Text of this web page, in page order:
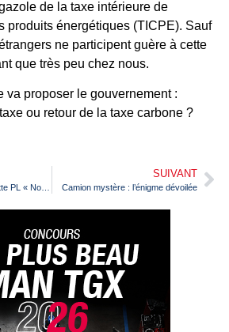
de la taxe intérieure de
produits énergétiques (TICPE). Sauf
ne participent guère à cette
que très peu chez nous.
va proposer le gouvernement :
ou retour de la taxe carbone ?
SUIVANT
Camion mystère : l’énigme dévoilée